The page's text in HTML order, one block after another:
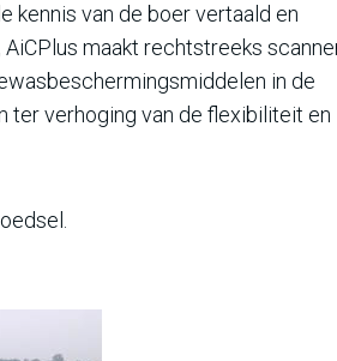
kennis van de boer vertaald en
maakt rechtstreeks
in de
ter verhoging van de flexibiliteit en